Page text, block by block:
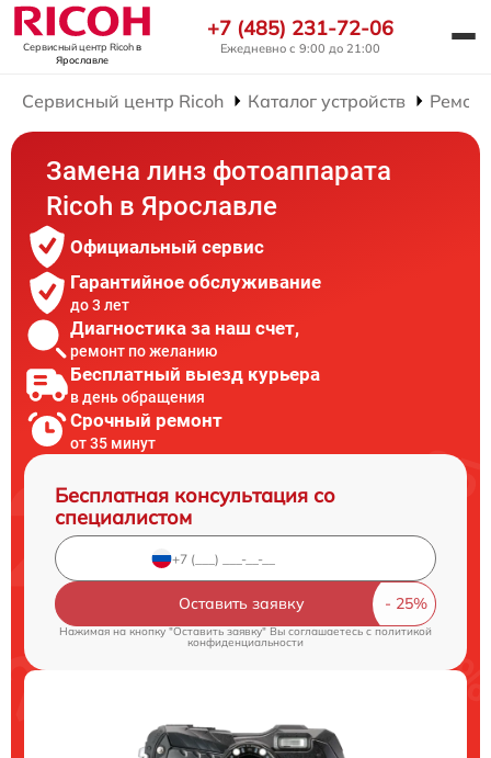
Сервисный центр Ricohв
Ярославле
+7 (485) 231-72-06
Ежедневно с 9:00 до 21:00
Сервисный центр Ricoh Каталог устройств
Замена линз фотоаппарата
Ricoh в Ярославле
Официальный сервис
Гарантийное обслуживание
до 3 лет
Диагностика за наш счет,
ремонт по желанию
Бесплатный выезд курьера
в день обращения
Срочный ремонт
от 35 минут
Бесплатная консультация со
специалистом
Оставить заявку
Нажимая на кнопку "Оставить заявку" Вы соглашаетесь c политикой
конфиденциальности